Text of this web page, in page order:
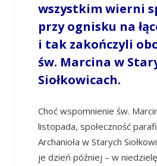
wszystkim wierni
przy ognisku na
i tak zakończyli
św. Marcina w
Siołkowicach.
Choć wspomnienie św.
listopada, społeczność
Archanioła w Starych
je dzień później – w